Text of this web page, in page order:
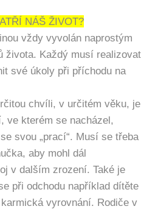
NÁŠ ŽIVOT?
vždy vyvolán naprostým
života. Každý musí realizovat
své úkoly při příchodu na
chvíli, v určitém věku, je
ve kterém se nacházel,
svou „prací“. Musí se třeba
aby mohl dál
v dalším zrození. Také je
při odchodu například dítěte
vyrovnání. Rodiče v